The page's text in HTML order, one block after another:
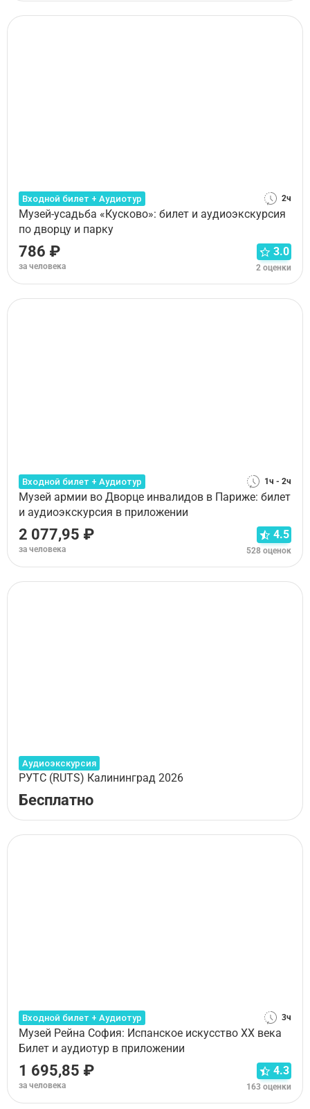
Входной билет + Аудиотур 2ч
Музей-усадьба «Кусково»: билет и аудиоэкскурсия
по дворцу и парку
786 ₽
за человека
3.0
2 оценки
Входной билет + Аудиотур 1ч - 2ч
Музей армии во Дворце инвалидов в Париже: билет
и аудиоэкскурсия в приложении
2 077,95 ₽
за человека
4.5
528 оценок
Аудиоэкскурсия
РУТС (RUTS) Калининград 2026
Бесплатно
Входной билет + Аудиотур 3ч
Музей Рейна София: Испанское искусство XX века
Билет и аудиотур в приложении
1 695,85 ₽
за человека
4.3
163 оценки